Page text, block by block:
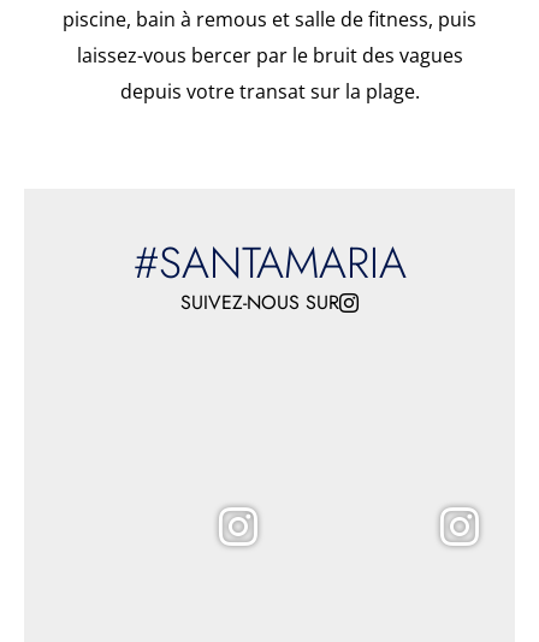
piscine, bain à remous et salle de fitness, puis
laissez-vous bercer par le bruit des vagues
depuis votre transat sur la plage.
#SANTAMARIA
SUIVEZ-NOUS SUR